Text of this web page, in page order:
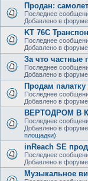
Продан:
Последнее
Добавлено в форуме
KT 76C
Последнее
Добавлено в форуме
За что частные
Последнее
Добавлено в форуме
Продам палатку
Последнее
Добавлено в форуме
ВЕРТОДРОМ В
Последнее
Добавлено в форуме
площадки)
inReach SE
Последнее
Добавлено в форуме
Музыкальное